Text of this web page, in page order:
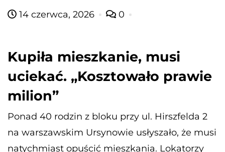
14 czerwca, 2026 0
Kupiła mieszkanie, musi
uciekać. „Kosztowało prawie
milion”
Ponad 40 rodzin z bloku przy ul. Hirszfelda 2
na warszawskim Ursynowie usłyszało, że musi
natychmiast opuścić mieszkania. Lokatorzy